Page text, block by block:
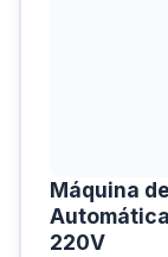
Máquina
220V